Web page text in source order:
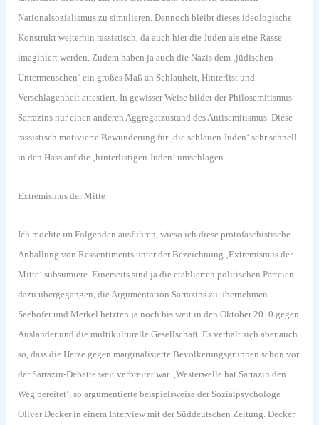
Nationalsozialismus zu simulieren. Dennoch bleibt dieses ideologische
Konstrukt weiterhin rassistisch, da auch hier die Juden als eine Rasse
imaginiert werden. Zudem haben ja auch die Nazis dem ‚jüdischen
Untermenschen‘ ein großes Maß an Schlauheit, Hinterlist und
Verschlagenheit attestiert. In gewisser Weise bildet der Philosemitismus
Sarrazins nur einen anderen Aggregatzustand des Antisemitismus. Diese
rassistisch motivierte Bewunderung für ‚die schlauen Juden‘ sehr schnell
in den Hass auf die ‚hinterlistigen Juden‘ umschlagen.
Extremismus der Mitte
Ich möchte im Folgenden ausführen, wieso ich diese protofaschistische
Anballung von Ressentiments unter der Bezeichnung ‚Extremismus der
Mitte‘ subsumiere. Einerseits sind ja die etablierten politischen Parteien
dazu übergegangen, die Argumentation Sarrazins zu übernehmen.
Seehofer und Merkel hetzten ja noch bis weit in den Oktober 2010 gegen
Ausländer und die multikulturelle Gesellschaft. Es verhält sich aber auch
so, dass die Hetze gegen marginalisierte Bevölkerungsgruppen schon vor
der Sarrazin-Debatte weit verbreitet war. ‚Westerwelle hat Sarrazin den
Weg bereitet‘, so argumentierte beispielsweise der Sozialpsychologe
Oliver Decker in einem Interview mit der Süddeutschen Zeitung. Decker